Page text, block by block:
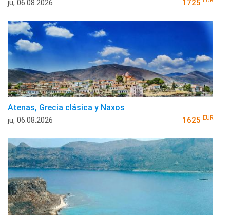
ju, 06.08.2026 1725
Atenas, Grecia clásica y Naxos
ju, 06.08.2026 1625 EUR